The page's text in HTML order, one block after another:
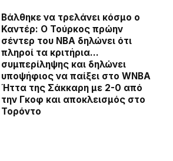
Βάλθηκε να τρελάνει κόσμο ο
Καντέρ: Ο Τούρκος πρώην
σέντερ του NBA δηλώνει ότι
πληροί τα κριτήρια…
συμπερίληψης και δηλώνει
υποψήφιος να παίξει στο WNBA
Ήττα της Σάκκαρη με 2-0 από
την Γκοφ και αποκλεισμός στο
Τορόντο